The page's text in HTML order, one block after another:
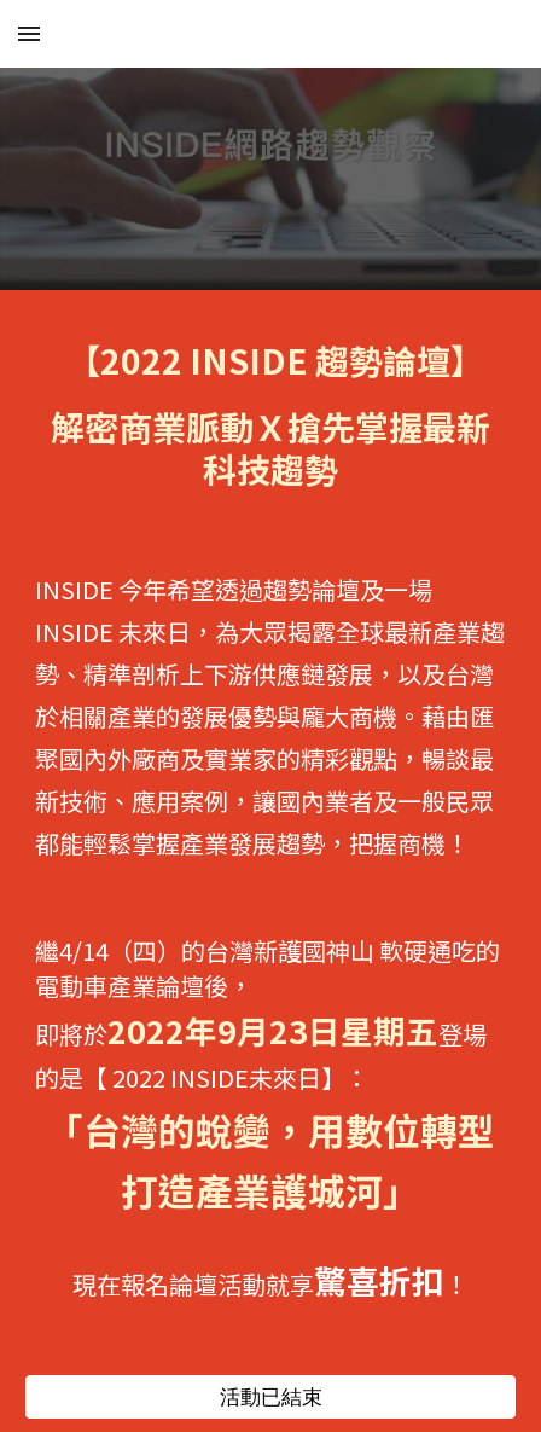
Skip to main content
【2022 INSIDE 趨勢論壇】
解密商業脈動Ｘ搶先掌握最新
科技趨勢
INSIDE 今年希望透過趨勢論壇及一場
INSIDE 未來日，為大眾揭露全球最新產業趨
勢、精準剖析上下游供應鏈發展，以及台灣
於相關產業的發展優勢與龐大商機。藉由匯
聚國內外廠商及實業家的精彩觀點，暢談最
新技術、應用案例，讓國內業者及一般民眾
都能輕鬆掌握產業發展趨勢，把握商機！
繼4/14（四）的台灣新護國神山 軟硬通吃的
電動車產業論壇後，
即將於2022年9月23日星期五登場
的是 【 2022 INSIDE未來日】 ：
「台灣的蛻變，用數位轉型
打造產業護城河」
現在報名論壇活動就享驚喜折扣 ！
活動已結束